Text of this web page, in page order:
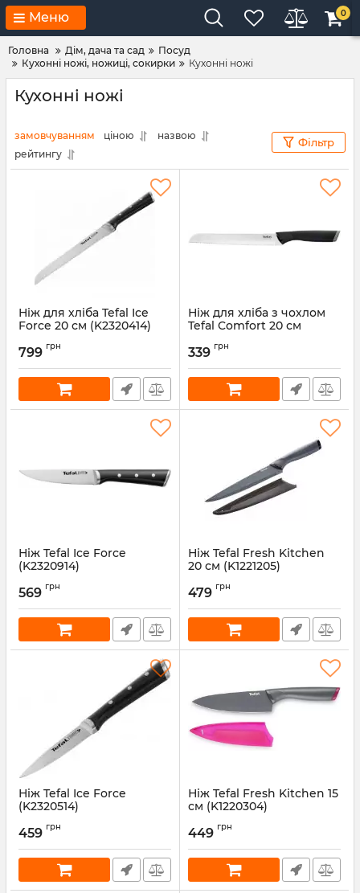
Меню 0
Головна Дім, дача та сад
Посуд
Кухонні ножі, ножиці, сокирки
Кухонні ножі
Кухонні ножі
замовчуванням ціною
назвою
рейтингу
Фільтр
Ніж для хліба Tefal Ice
Force 20 см (K2320414)
799 грн
Ніж для хліба з чохлом
Tefal Comfort 20 см
Артикул:
339 грн
Ніж Tefal Ice Force
(K2320914)
569 грн
Ніж Tefal Fresh Kitchen
20 см (K1221205)
479 грн
Ніж Tefal Ice Force
(K2320514)
459 грн
Ніж Tefal Fresh Kitchen 15
см (K1220304)
449 грн